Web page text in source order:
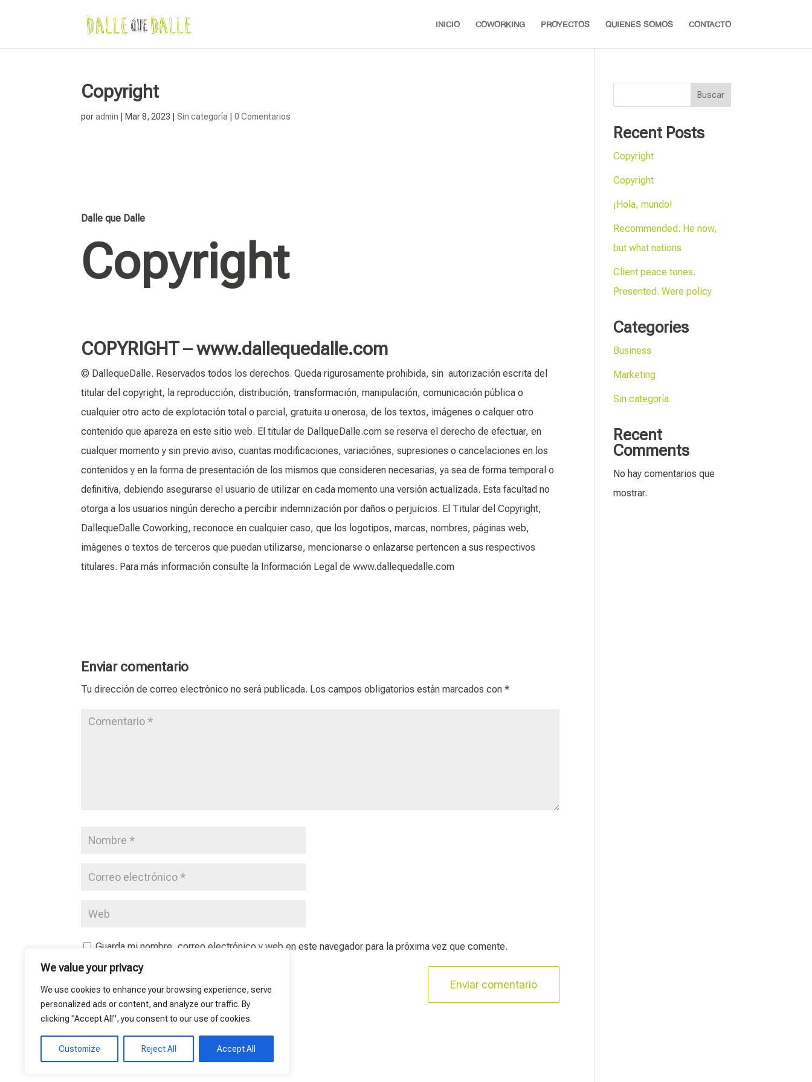
We value your privacy
We use cookies to enhance your browsing experience, serve
personalized ads or content, and analyze our traffic. By
clicking "Accept All", you consent to our use of cookies.
Customize Reject All Accept All
INICIO COWORKING PROYECTOS QUIENES SOMOS CONTACTO
Copyright
poradmin Mar 8, 2023 |Sin categoría |0 Comentarios
Dalle que Dalle
Copyright
COPYRIGHT – www.dallequedalle.com
© DallequeDalle. Reservados todos los derechos. Queda rigurosamente prohibida, sin autorización escrita del
titular del copyright, la reproducción, distribución, transformación, manipulación, comunicación pública o
cualquier otro acto de explotación total o parcial, gratuita u onerosa, de los textos, imágenes o calquer otro
contenido que apareza en este sitio web. El titular de DallqueDalle.com se reserva el derecho de efectuar, en
cualquer momento y sin previo aviso, cuantas modificaciones, variaciónes, supresiones o cancelaciones en los
contenidos y en la forma de presentación de los mismos que consideren necesarias, ya sea de forma temporal o
definitiva, debiendo asegurarse el usuario de utilizar en cada momento una versión actualizada. Esta facultad no
otorga a los usuarios ningún derecho a percibir indemnización por daños o perjuicios. El Titular del Copyright,
DallequeDalle Coworking, reconoce en cualquier caso, que los logotipos, marcas, nombres, páginas web,
imágenes o textos de terceros que puedan utilizarse, mencionarse o enlazarse pertencen a sus respectivos
titulares. Para más información consulte la Información Legal de www.dallequedalle.com
Enviar comentario
Tu dirección de correo electrónico no será publicada. Los campos obligatorios están marcados con*
Guarda mi nombre, correo electrónico y web en este navegador para la próxima vez que comente.
Buscar
Recent Posts
Copyright
Copyright
¡Hola, mundo!
Recommended. He now,
but what nations
Client peace tones.
Presented. Were policy
Categories
Business
Marketing
Sin categoría
Recent
Comments
No hay comentarios que
mostrar.